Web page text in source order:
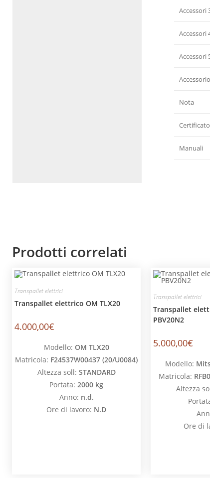
Accessori
Accessori
Accessori
Nota
Certificato
Manuali
Prodotti correlati
Transpallet elettrici
Transpallet elettrico OM TLX20
4.000,00€
Modello: OM TLX20
Matricola: F24537W00437 (20/U0084)
Altezza soll: STANDARD
Portata: 2000 kg
Anno: n.d.
Ore di lavoro: N.D
Transpallet elettrici
Transpallet
PBV20N2
5.000,00€
Modello:
Matricola:
Altezza
Ore di